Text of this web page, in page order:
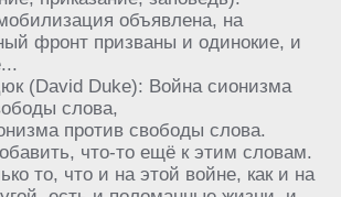
объявлена, на
фронт призваны и одинокие, и
(David Duke): Война сионизма
слова,
против свободы слова.
что-то ещё к этим словам.
то, что и на этой войне, как и на